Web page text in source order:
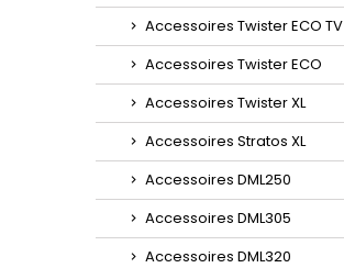
Accessoires Twister ECO TV
Accessoires Twister ECO
Accessoires Twister XL
Accessoires Stratos XL
Accessoires DML250
Accessoires DML305
Accessoires DML320